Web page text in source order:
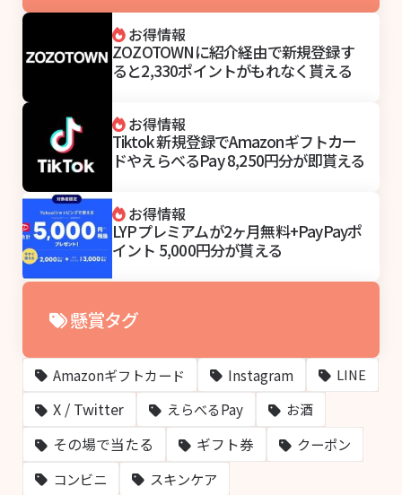
お得情報
ZOZOTOWNに紹介経由で新規登録す
ると2,330ポイントがもれなく貰える
お得情報
Tiktok 新規登録でAmazonギフトカー
ドやえらべるPay 8,250円分が即貰える
お得情報
LYPプレミアムが2ヶ月無料+PayPayポ
イント 5,000円分が貰える
懸賞タグ
Amazonギフトカード Instagram LINE
X / Twitter えらべるPay お酒
その場で当たる ギフト券
クーポン
コンビニ
スキンケア